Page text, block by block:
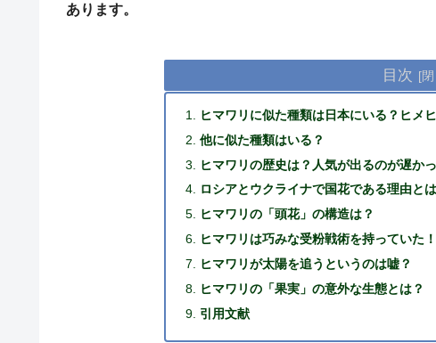
あります。
目次
ヒマワリに似た種類は日本にいる？ヒメ
他に似た種類はいる？
ヒマワリの歴史は？人気が出るのが遅か
ロシアとウクライナで国花である理由と
ヒマワリの「頭花」の構造は？
ヒマワリは巧みな受粉戦術を持っていた！
ヒマワリが太陽を追うというのは嘘？
ヒマワリの「果実」の意外な生態とは？
引用文献